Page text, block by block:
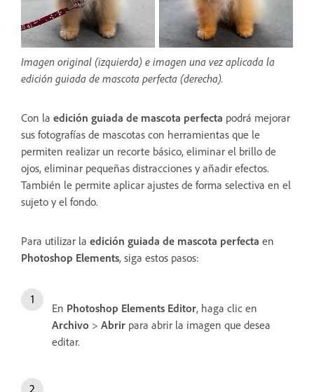
Imagen original (izquierda) e imagen una vez aplicada la
edición guiada de mascota perfecta (derecha).
Con la edición guiada de mascota perfecta podrá mejorar
sus fotografías de mascotas con herramientas que le
permiten realizar un recorte básico, eliminar el brillo de
ojos, eliminar pequeñas distracciones y añadir efectos.
También le permite aplicar ajustes de forma selectiva en el
sujeto y el fondo.
Para utilizar la edición guiada de mascota perfecta en
Photoshop Elements, siga estos pasos:
En Photoshop Elements Editor, haga clic en
Archivo > Abrir para abrir la imagen que desea
editar.